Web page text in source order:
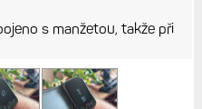
s manžetou, takže při